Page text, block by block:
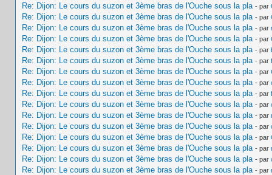
Re: Dijon: Le cours du suzon et 3ème bras de l'Ouche sous la pla - par
Re: Dijon: Le cours du suzon et 3ème bras de l'Ouche sous la pla - par
Re: Dijon: Le cours du suzon et 3ème bras de l'Ouche sous la pla - par
Re: Dijon: Le cours du suzon et 3ème bras de l'Ouche sous la pla - par
Re: Dijon: Le cours du suzon et 3ème bras de l'Ouche sous la pla - par
Re: Dijon: Le cours du suzon et 3ème bras de l'Ouche sous la pla - par
Re: Dijon: Le cours du suzon et 3ème bras de l'Ouche sous la pla - par
Re: Dijon: Le cours du suzon et 3ème bras de l'Ouche sous la pla - par
Re: Dijon: Le cours du suzon et 3ème bras de l'Ouche sous la pla - par
Re: Dijon: Le cours du suzon et 3ème bras de l'Ouche sous la pla - par
Re: Dijon: Le cours du suzon et 3ème bras de l'Ouche sous la pla - par
Re: Dijon: Le cours du suzon et 3ème bras de l'Ouche sous la pla - par
Re: Dijon: Le cours du suzon et 3ème bras de l'Ouche sous la pla - par
Re: Dijon: Le cours du suzon et 3ème bras de l'Ouche sous la pla - par
Re: Dijon: Le cours du suzon et 3ème bras de l'Ouche sous la pla - par
Re: Dijon: Le cours du suzon et 3ème bras de l'Ouche sous la pla - par